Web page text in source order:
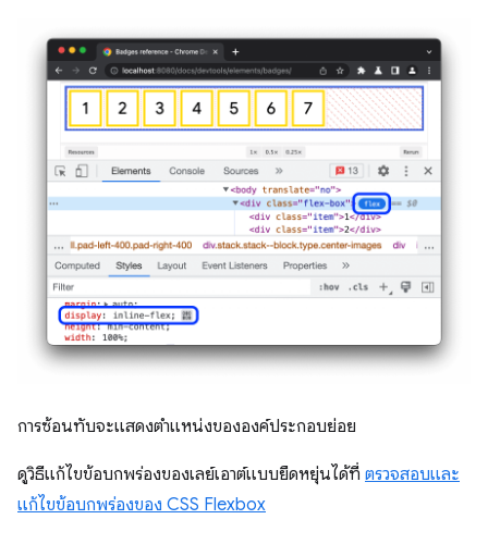
การซ้อนทับจะแสดงตำแหน่งขององค์ประกอบย่อย
ดูวิธีแก้ไขข้อบกพร่องของเลย์เอาต์แบบยืดหยุ่นได้ที่ ตรวจสอบและ
แก้ไขข้อบกพร่องของ CSS Flexbox